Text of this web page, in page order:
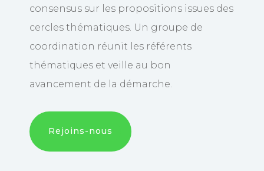
consensus sur les propositions issues des
cercles thématiques. Un groupe de
coordination réunit les référents
thématiques et veille au bon
avancement de la démarche.
Rejoins-nous